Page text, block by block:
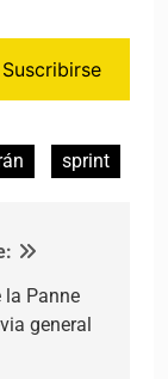
Suscribirse
sprint
la Panne
general